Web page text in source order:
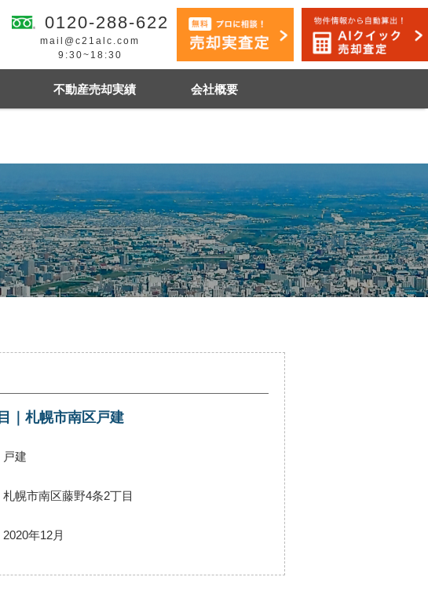
0120-288-622
mail@c21alc.com
9:30~18:30
お悩み
不動産売却実績
札幌市手稲区 札幌市白石区
会社概要
｜札幌市南区戸建
戸建
札幌市南区藤野4条2丁目
2020年12月